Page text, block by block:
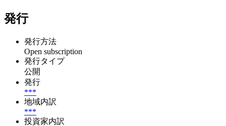
発行
発行方法
Open subscription
発行タイプ
公開
発行
***
地域内訳
***
投資家内訳